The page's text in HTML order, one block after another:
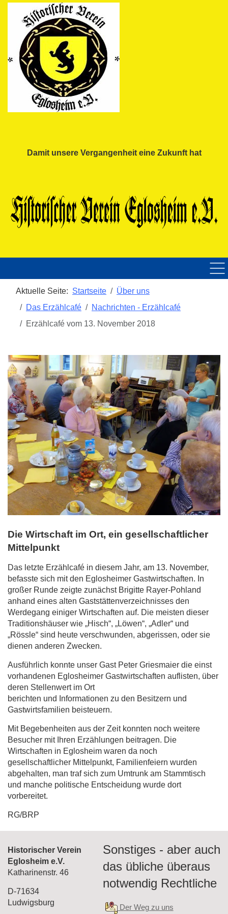
Damit unsere Vergangenheit eine Zukunft hat
Aktuelle Seite: Startseite
Über uns
Das Erzählcafé
Nachrichten - Erzählcafé
Erzählcafé vom 13. November 2018
Die Wirtschaft im Ort, ein gesellschaftlicher
Mittelpunkt
Das letzte Erzählcafé in diesem Jahr, am 13. November,
befasste sich mit den Eglosheimer Gastwirtschaften. In
großer Runde zeigte zunächst Brigitte Rayer-Pohland
anhand eines alten Gaststättenverzeichnisses den
Werdegang einiger Wirtschaften auf. Die meisten dieser
Traditionshäuser wie „Hisch“, „Löwen“, „Adler“ und
„Rössle“ sind heute verschwunden, abgerissen, oder sie
dienen anderen Zwecken.
Ausführlich konnte unser Gast Peter Griesmaier die einst
vorhandenen Eglosheimer Gastwirtschaften auflisten, über
deren Stellenwert im Ort
berichten und Informationen zu den Besitzern und
Gastwirtsfamilien beisteuern.
Mit Begebenheiten aus der Zeit konnten noch weitere
Besucher mit Ihren Erzählungen beitragen. Die
Wirtschaften in Eglosheim waren da noch
gesellschaftlicher Mittelpunkt, Familienfeiern wurden
abgehalten, man traf sich zum Umtrunk am Stammtisch
und manche politische Entscheidung wurde dort
vorbereitet.
RG/BRP
Historischer Verein
Eglosheim e.V.
Katharinenstr. 46
D-71634
Ludwigsburg
Sonstiges - aber auch
das übliche überaus
notwendig Rechtliche
Der Weg zu uns